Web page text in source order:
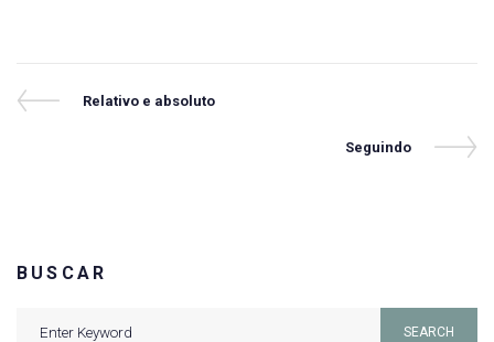
Navegação
Previous
Relativo e absoluto
Next
Seguindo
BUSCAR
SEARCH